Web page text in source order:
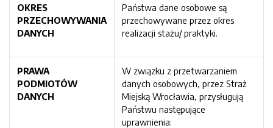
OKRES
PRZECHOWYWANIA
DANYCH
Państwa dane osobowe są
przechowywane przez okres
realizacji stażu/ praktyki.
PRAWA
PODMIOTÓW
DANYCH
W związku z przetwarzaniem
danych osobowych, przez Straż
Miejską Wrocławia, przysługują
Państwu następujące
uprawnienia: